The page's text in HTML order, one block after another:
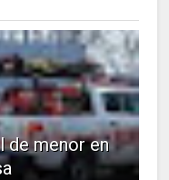
de menor en